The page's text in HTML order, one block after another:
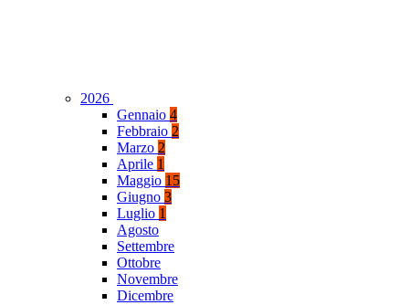
2026
Gennaio 4
Febbraio 2
Marzo 2
Aprile 1
Maggio 15
Giugno 3
Luglio 1
Agosto
Settembre
Ottobre
Novembre
Dicembre